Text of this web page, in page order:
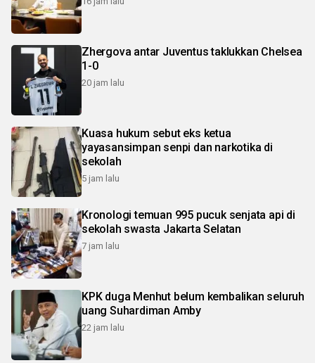
Zhergova antar Juventus taklukkan Chelsea
1-0
20 jam lalu
Kuasa hukum sebut eks ketua
yayasansimpan senpi dan narkotika di
sekolah
5 jam lalu
Kronologi temuan 995 pucuk senjata api di
sekolah swasta Jakarta Selatan
7 jam lalu
KPK duga Menhut belum kembalikan seluruh
uang Suhardiman Amby
22 jam lalu